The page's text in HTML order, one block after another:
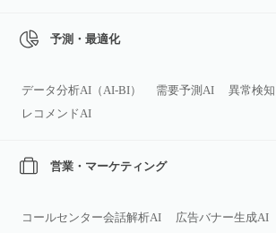
予測・最適化
データ分析AI（AI‑BI） 需要予測AI
異常検
レコメンドAI
営業・マーケティング
コールセンター会話解析AI 広告バナー生成AI